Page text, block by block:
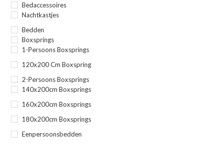
Bedaccessoires
Nachtkastjes
Bedden
Boxsprings
1-Persoons Boxsprings
120x200 Cm Boxspring
2-Persoons Boxsprings
140x200cm Boxsprings
160x200cm Boxsprings
180x200cm Boxsprings
Eenpersoonsbedden